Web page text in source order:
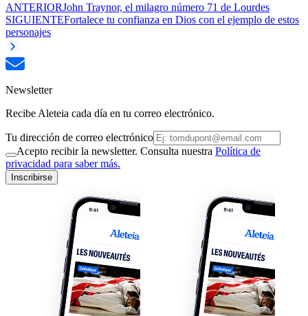
ANTERIORJohn Traynor, el milagro número 71 de Lourdes
SIGUIENTEFortalece tu confianza en Dios con el ejemplo de estos
personajes
Newsletter
Recibe Aleteia cada día en tu correo electrónico.
Tu dirección de correo electrónico
Acepto recibir la newsletter. Consulta nuestra Política de
privacidad para saber más.
Inscribirse